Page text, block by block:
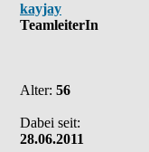
kayjay
TeamleiterIn
Alter: 56
Dabei seit:
28.06.2011